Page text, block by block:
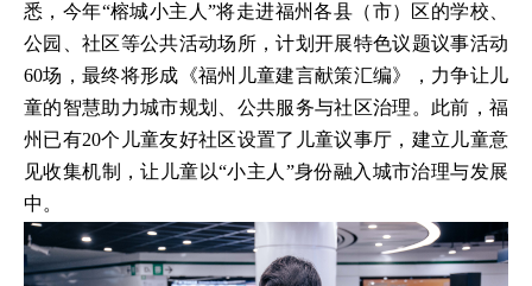
悉，今年“榕城小主人”将走进福州各县（市）区的学校、
公园、社区等公共活动场所，计划开展特色议题议事活动
60场，最终将形成《福州儿童建言献策汇编》，力争让儿
童的智慧助力城市规划、公共服务与社区治理。此前，福
州已有20个儿童友好社区设置了儿童议事厅，建立儿童意
见收集机制，让儿童以“小主人”身份融入城市治理与发展
中。